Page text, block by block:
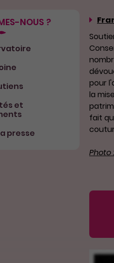
pour
la
fait
Photo
NOUS ?
et
presse